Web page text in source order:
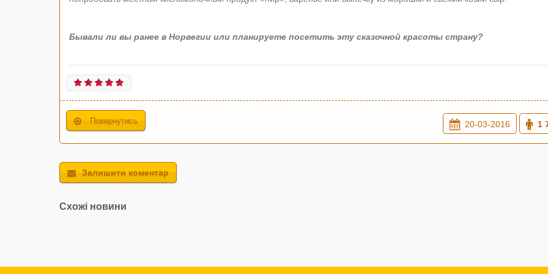
Бывали ли вы ранее в Норвегии или планируете посетить эту сказочной красоты страну?
Повернутись 20-03-2016 1
Залишити коментар
Схожі новини